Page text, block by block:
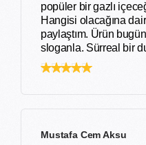
popüler bir gazlı
Hangisi olacağına
paylaştım. Ürün
sloganla. Sürreal bir
Mustafa Cem Aksu